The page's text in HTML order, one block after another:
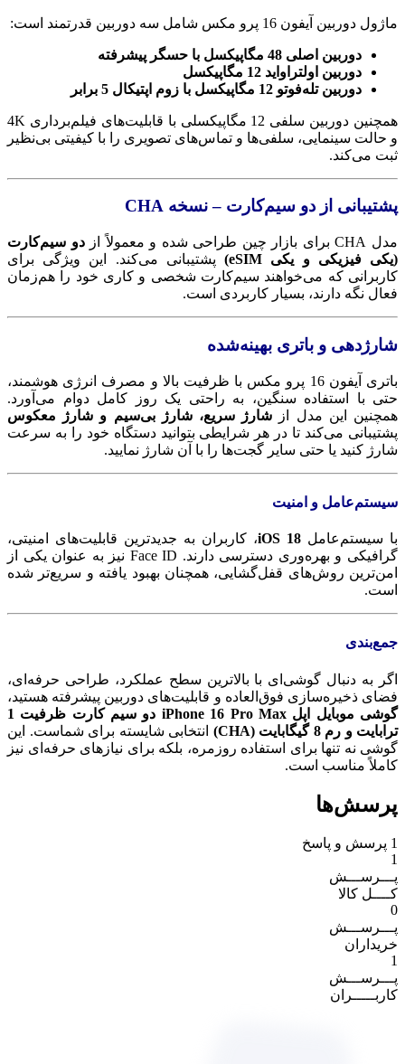
ماژول دوربین آیفون 16 پرو مکس شامل سه دوربین قدرتمند است:
دوربین اصلی 48 مگاپیکسل با حسگر پیشرفته
دوربین اولتراواید 12 مگاپیکسل
دوربین تله‌فوتو 12 مگاپیکسل با زوم اپتیکال 5 برابر
همچنین دوربین سلفی 12 مگاپیکسلی با قابلیت‌های فیلم‌برداری 4K
و حالت سینمایی، سلفی‌ها و تماس‌های تصویری را با کیفیتی بی‌نظیر
ثبت می‌کند.
پشتیبانی از دو سیم‌کارت – نسخه CHA
مدل CHA برای بازار چین طراحی شده و معمولاً از
دو سیم‌کارت
(یکی فیزیکی و یکی eSIM)
پشتیبانی می‌کند. این ویژگی برای
کاربرانی که می‌خواهند سیم‌کارت شخصی و کاری خود را هم‌زمان
فعال نگه دارند، بسیار کاربردی است.
شارژدهی و باتری بهینه‌شده
باتری آیفون 16 پرو مکس با ظرفیت بالا و مصرف انرژی هوشمند،
حتی با استفاده سنگین، به راحتی یک روز کامل دوام می‌آورد.
همچنین این مدل از شارژ سریع، شارژ بی‌سیم و شارژ معکوس
پشتیبانی می‌کند تا در هر شرایطی بتوانید دستگاه خود را به سرعت
شارژ کنید یا حتی سایر گجت‌ها را با آن شارژ نمایید.
سیستم‌عامل و امنیت
با سیستم‌عامل iOS 18، کاربران به جدیدترین قابلیت‌های امنیتی،
گرافیکی و بهره‌وری دسترسی دارند. Face ID نیز به عنوان یکی از
امن‌ترین روش‌های قفل‌گشایی، همچنان بهبود یافته و سریع‌تر شده
است.
جمع‌بندی
اگر به دنبال گوشی‌ای با بالاترین سطح عملکرد، طراحی حرفه‌ای،
فضای ذخیره‌سازی فوق‌العاده و قابلیت‌های دوربین پیشرفته هستید،
گوشی موبایل اپل iPhone 16 Pro Max دو سیم کارت ظرفیت 1
ترابایت و رم 8 گیگابایت (CHA)
انتخابی شایسته برای شماست. این
گوشی نه تنها برای استفاده روزمره، بلکه برای نیازهای حرفه‌ای نیز
کاملاً مناسب است.
پرسش‌ها
1 پرسش و پاسخ
1
پـــرســـش
کــــل کالا
0
پـــرســـش
خریداران
1
پـــرســـش
کاربـــــران